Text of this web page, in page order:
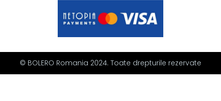
© BOLERO Romania 2024. Toate drepturile rezervate